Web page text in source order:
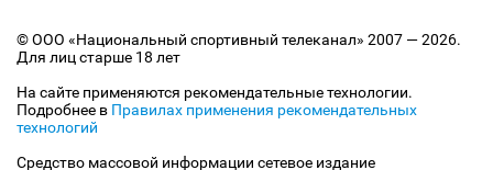
© ООО «Национальный спортивный телеканал» 2007 — 2026.
Для лиц старше 18 лет
На сайте применяются рекомендательные технологии.
Подробнее в Правилах применения рекомендательных
технологий
Средство массовой информации сетевое издание